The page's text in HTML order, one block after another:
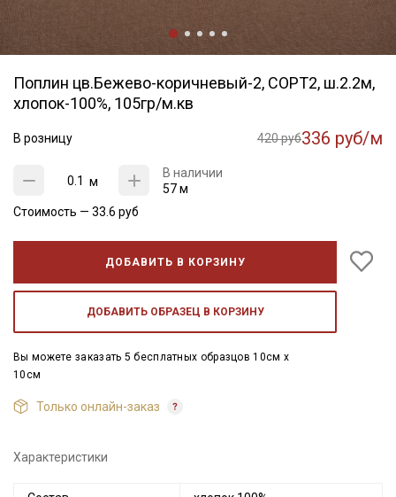
Поплин цв.Бежево-коричневый-2, СОРТ2, ш.2.2м,
хлопок-100%, 105гр/м.кв
В розницу 420 руб336 руб/м
м
В наличии
57 м
Стоимость — 33.6 руб
ДОБАВИТЬ В КОРЗИНУ
ДОБАВИТЬ ОБРАЗЕЦ В КОРЗИНУ
Вы можете заказать 5 бесплатных образцов 10см x
10см
Только онлайн-заказ
Характеристики